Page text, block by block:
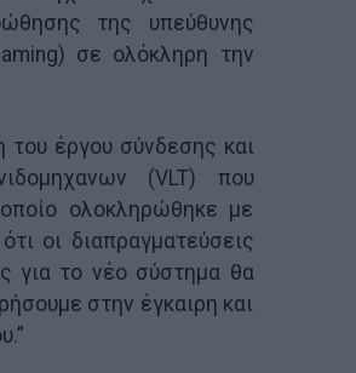
της υπεύθυνης
σε ολόκληρη την
έργου σύνδεσης και
(VLT) που
ολοκληρώθηκε με
οι διαπραγματεύσεις
για το νέο σύστημα θα
στην έγκαιρη και